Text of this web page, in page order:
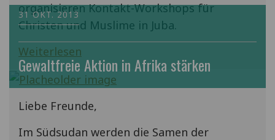
organisieren Kontakt-Workshops für
Christen und Muslime in Juba.
Weiterlesen
31 OKT. 2013
Gewaltfreie Aktion in Afrika stärken
Liebe Freunde,
Im Südsudan werden die Samen der